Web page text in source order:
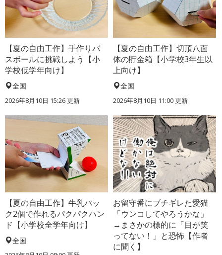
【夏の自由工作】手作りバ
スボールに挑戦しよう【小
学校低学年向け】
全国
2026年8月10日 15:26更新
【夏の自由工作】切頂八面
体の貯金箱【小学校3年生以
上向け】
全国
2026年8月10日 11:00更新
【夏の自由工作】牛乳パッ
ク2個で作れるパクパクハン
ド【小学校全学年向け】
全国
お留守番にブチギレた愛猫
「ウンコしてやろうかな」
→まさかの標的に「目が笑
ってない！」と恐怖【作者
に聞く】